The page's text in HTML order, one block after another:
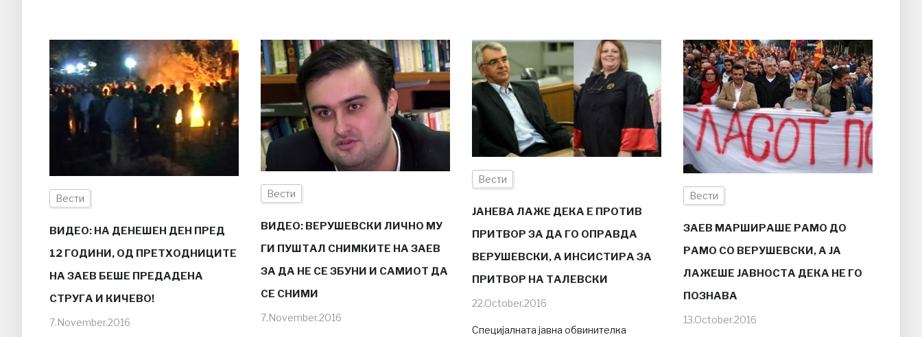
Вести
ВИДЕО: НА ДЕНЕШЕН ДЕН ПРЕД
12 ГОДИНИ, ОД ПРЕТХОДНИЦИТЕ
НА ЗАЕВ БЕШЕ ПРЕДАДЕНА
СТРУГА И КИЧЕВО!
7.November.2016
Вести
ВИДЕО: ВЕРУШЕВСКИ ЛИЧНО МУ
ГИ ПУШТАЛ СНИМКИТЕ НА ЗАЕВ
ЗА ДА НЕ СЕ ЗБУНИ И САМИОТ ДА
СЕ СНИМИ
7.November.2016
Вести
ЈАНЕВА ЛАЖЕ ДЕКА Е ПРОТИВ
ПРИТВОР ЗА ДА ГО ОПРАВДА
ВЕРУШЕВСКИ, А ИНСИСТИРА ЗА
ПРИТВОР НА ТАЛЕВСКИ
22.October.2016
Специјалната јавна обвинителка
Вести
ЗАЕВ МАРШИРАШЕ РАМО ДО
РАМО СО ВЕРУШЕВСКИ, А ЈА
ЛАЖЕШЕ ЈАВНОСТА ДЕКА НЕ ГО
ПОЗНАВА
13.October.2016